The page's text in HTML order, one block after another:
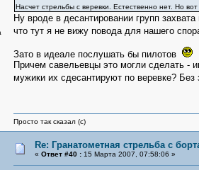
Насчет стрельбы с веревки. Естественно нет. Но
Ну вроде в десантировании групп
что тут я не вижу повода для нашего
Зато в идеале послушать бы пилотов
Причем савельевцы это могли сделать -
мужики их сдесантируют по веревке?
Просто так сказал (с)
Re: Гранатометная стрельба с
« Ответ #40 :15 Марта 2007, 07:58:06 »